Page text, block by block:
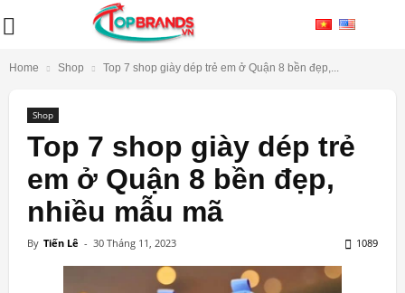
Home Shop Top 7 shop giày dép trẻ em ở Quận 8 bền đẹp,...
Shop
Top 7 shop giày dép trẻ
em ở Quận 8 bền đẹp,
nhiều mẫu mã
By Tiến Lê - 30 Tháng 11, 2023 1089